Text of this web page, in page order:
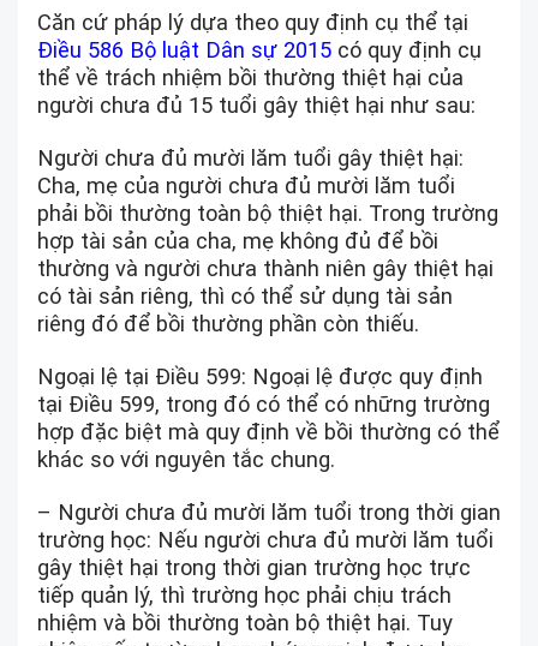
Căn cứ pháp lý dựa theo quy định cụ thể tại
Điều 586 Bộ luật Dân sự 2015 có quy định cụ
thể về trách nhiệm bồi thường thiệt hại của
người chưa đủ 15 tuổi gây thiệt hại như sau:
Người chưa đủ mười lăm tuổi gây thiệt hại:
Cha, mẹ của người chưa đủ mười lăm tuổi
phải bồi thường toàn bộ thiệt hại. Trong trường
hợp tài sản của cha, mẹ không đủ để bồi
thường và người chưa thành niên gây thiệt hại
có tài sản riêng, thì có thể sử dụng tài sản
riêng đó để bồi thường phần còn thiếu.
Ngoại lệ tại Điều 599: Ngoại lệ được quy định
tại Điều 599, trong đó có thể có những trường
hợp đặc biệt mà quy định về bồi thường có thể
khác so với nguyên tắc chung.
– Người chưa đủ mười lăm tuổi trong thời gian
trường học: Nếu người chưa đủ mười lăm tuổi
gây thiệt hại trong thời gian trường học trực
tiếp quản lý, thì trường học phải chịu trách
nhiệm và bồi thường toàn bộ thiệt hại. Tuy